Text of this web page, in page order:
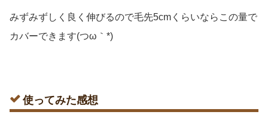
みずみずしく良く伸びるので毛先5cmくらいならこの量で
カバーできます(つω｀*)
使ってみた感想